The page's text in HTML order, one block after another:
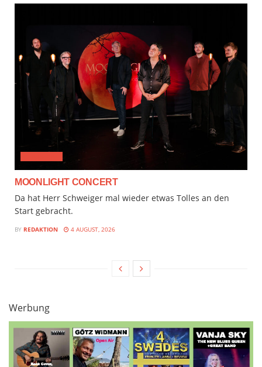
MOONLIGHT CONCERT
Da hat Herr Schweiger mal wieder etwas Tolles an den
Start gebracht.
BY REDAKTION 4 AUGUST, 2026
Werbung